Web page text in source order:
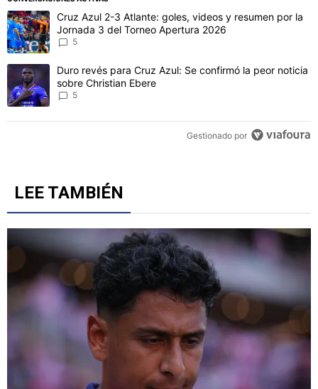
Este listado muestra los artículos con más comentarios en los
Un artículo de tendencia con el título "Cruz Azul 2-3 Atlante:
Cruz Azul 2-3 Atlante: goles, videos y resumen por la
Jornada 3 del Torneo Apertura 2026
5
Un artículo de tendencia con el título "Duro revés para Cruz Azul:
Duro revés para Cruz Azul: Se confirmó la peor noticia
sobre Christian Ebere
5
Gestionado por
LEE TAMBIÉN